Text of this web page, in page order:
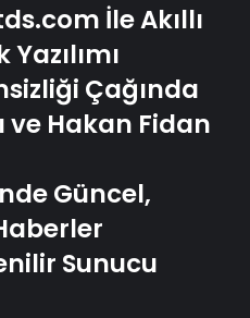
İle Akıllı
Çağında
ve Hakan Fidan
Güncel,
Sunucu